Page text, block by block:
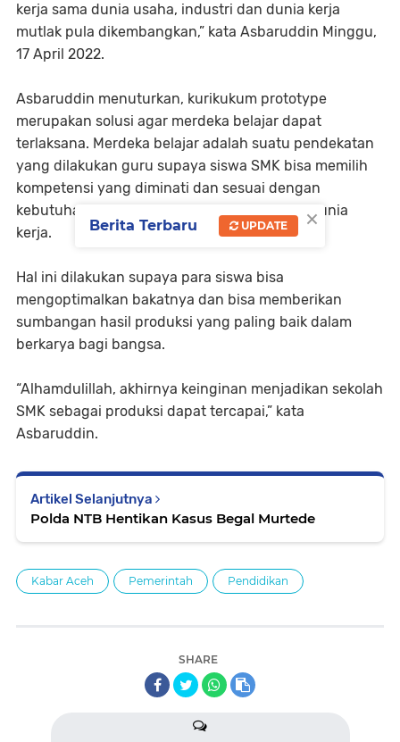
kerja sama dunia usaha, industri dan dunia kerja
mutlak pula dikembangkan,” kata Asbaruddin Minggu,
17 April 2022.
Asbaruddin menuturkan, kurikukum prototype
merupakan solusi agar merdeka belajar dapat
terlaksana. Merdeka belajar adalah suatu pendekatan
yang dilakukan guru supaya siswa SMK bisa memilih
kompetensi yang diminati dan sesuai dengan
kebutuhan dunia usaha, dunia industri dan dunia
kerja.
Hal ini dilakukan supaya para siswa bisa
mengoptimalkan bakatnya dan bisa memberikan
sumbangan hasil produksi yang paling baik dalam
berkarya bagi bangsa.
“Alhamdulillah, akhirnya keinginan menjadikan sekolah
SMK sebagai produksi dapat tercapai,” kata
Asbaruddin.
Artikel Selanjutnya
Polda NTB Hentikan Kasus Begal Murtede
Kabar Aceh Pemerintah Pendidikan
SHARE
×
Berita Terbaru UPDATE